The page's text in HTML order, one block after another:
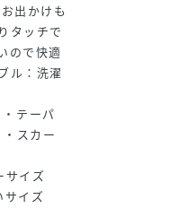
出かけも
タッチで
ので快適
ル：洗濯
テーパ
スカー
サイズ
イズ